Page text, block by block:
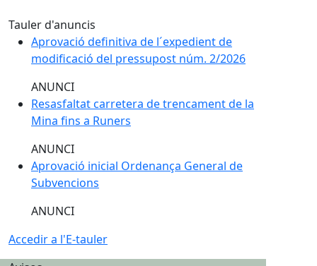
Tauler d'anuncis
Aprovació definitiva de l´expedient de
modificació del pressupost núm. 2/2026
ANUNCI
Resasfaltat carretera de trencament de la
Mina fins a Runers
ANUNCI
Aprovació inicial Ordenança General de
Subvencions
ANUNCI
Accedir a l'E-tauler